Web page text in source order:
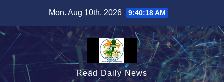
content
Mon. Aug 10th, 2026 9:40:19 AM
Read Daily News